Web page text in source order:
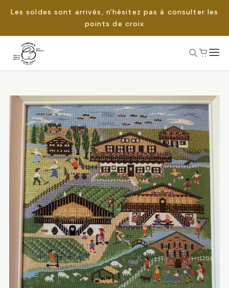
Les soldes sont arrivés, n'hésitez pas à consulter les
points de croix
Passer